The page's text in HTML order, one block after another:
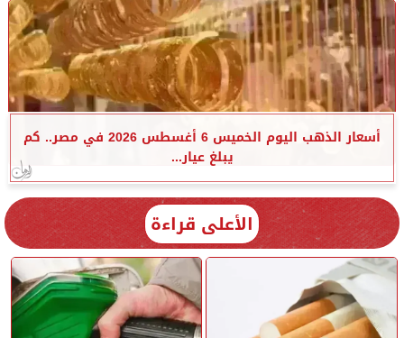
أسعار الذهب اليوم الخميس 6 أغسطس 2026 في مصر.. كم
يبلغ عيار...
الأعلى قراءة